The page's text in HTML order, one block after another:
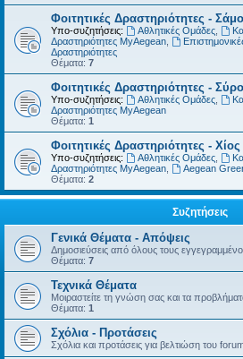
Φοιτητικές Δραστηριότητες -
Υπο-συζητήσεις: Αθλητικές Ομάδες,
Δραστηριότητες MyAegean
Δραστηριότητες
Θέματα: 7
Φοιτητικές Δραστηριότητες -
Υπο-συζητήσεις: Αθλητικές Ομάδες,
Δραστηριότητες MyAegean
Θέματα: 1
Φοιτητικές Δραστηριότητες - Χίος
Υπο-συζητήσεις: Αθλητικές Ομάδες,
Δραστηριότητες MyAegean
Aegean
Θέματα: 2
Συζητήσεις
Γενικά Θέματα - Απόψεις
Δημοσιεύσεις από όλους τους
Θέματα: 7
Τεχνικά Θέματα
Μοιραστείτε τη γνώση σας και τα
Θέματα: 1
Σχόλια - Προτάσεις
Σχόλια και προτάσεις για βελτιώση του